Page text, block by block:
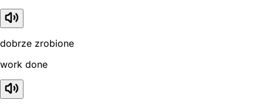
dobrze zrobione
work done